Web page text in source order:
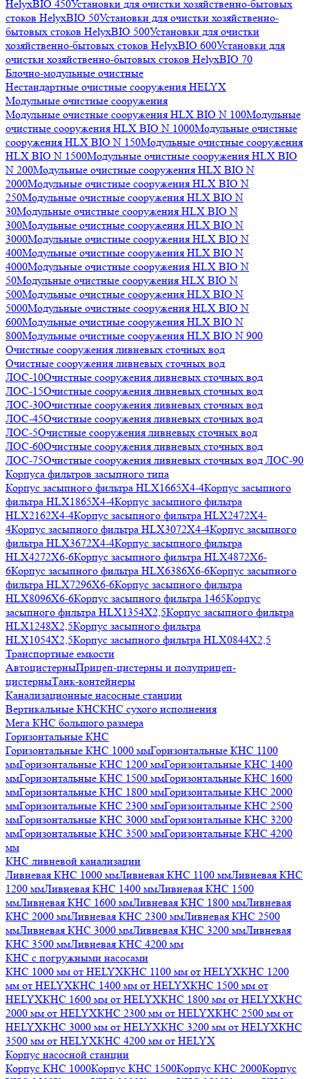
HelyxBIO 450Установки для очистки хозяйственно-бытовых
стоков HelyxBIO 50Установки для очистки хозяйственно-
бытовых стоков HelyxBIO 500Установки для очистки
хозяйственно-бытовых стоков HelyxBIO 600Установки для
очистки хозяйственно-бытовых стоков HelyxBIO 70
Блочно-модульные очистные
Нестандартные очистные сооружения HELYX
Модульные очистные сооружения
Модульные очистные сооружения HLX BIO N 100Модульные
очистные сооружения HLX BIO N 1000Модульные очистные
сооружения HLX BIO N 150Модульные очистные сооружения
HLX BIO N 1500Модульные очистные сооружения HLX BIO
N 200Модульные очистные сооружения HLX BIO N
2000Модульные очистные сооружения HLX BIO N
250Модульные очистные сооружения HLX BIO N
30Модульные очистные сооружения HLX BIO N
300Модульные очистные сооружения HLX BIO N
3000Модульные очистные сооружения HLX BIO N
400Модульные очистные сооружения HLX BIO N
4000Модульные очистные сооружения HLX BIO N
50Модульные очистные сооружения HLX BIO N
500Модульные очистные сооружения HLX BIO N
5000Модульные очистные сооружения HLX BIO N
600Модульные очистные сооружения HLX BIO N
800Модульные очистные сооружения HLX BIO N 900
Очистные сооружения ливневых сточных вод
Очистные сооружения ливневых сточных вод
ЛОС-10Очистные сооружения ливневых сточных вод
ЛОС-15Очистные сооружения ливневых сточных вод
ЛОС-30Очистные сооружения ливневых сточных вод
ЛОС-45Очистные сооружения ливневых сточных вод
ЛОС-5Очистные сооружения ливневых сточных вод
ЛОС-60Очистные сооружения ливневых сточных вод
ЛОС-75Очистные сооружения ливневых сточных вод ЛОС-90
Корпуса фильтров засыпного типа
Корпус засыпного фильтра HLX1665X4-4Корпус засыпного
фильтра HLX1865X4-4Корпус засыпного фильтра
HLX2162X4-4Корпус засыпного фильтра HLX2472X4-
4Корпус засыпного фильтра HLX3072X4-4Корпус засыпного
фильтра HLX3672X4-4Корпус засыпного фильтра
HLX4272X6-6Корпус засыпного фильтра HLX4872X6-
6Корпус засыпного фильтра HLX6386X6-6Корпус засыпного
фильтра HLX7296X6-6Корпус засыпного фильтра
HLX8096X6-6Корпус засыпного фильтра 1465Корпус
засыпного фильтра HLX1354X2,5Корпус засыпного фильтра
HLX1248X2,5Корпус засыпного фильтра
HLX1054X2,5Корпус засыпного фильтра HLX0844X2,5
Транспортные емкости
АвтоцистерныПрицеп-цистерны и полуприцеп-
цистерныТанк-контейнеры
Канализационные насосные станции
Вертикальные КНСКНС сухого исполнения
Мега КНС большого размера
Горизонтальные КНС
Горизонтальные КНС 1000 ммГоризонтальные КНС 1100
ммГоризонтальные КНС 1200 ммГоризонтальные КНС 1400
ммГоризонтальные КНС 1500 ммГоризонтальные КНС 1600
ммГоризонтальные КНС 1800 ммГоризонтальные КНС 2000
ммГоризонтальные КНС 2300 ммГоризонтальные КНС 2500
ммГоризонтальные КНС 3000 ммГоризонтальные КНС 3200
ммГоризонтальные КНС 3500 ммГоризонтальные КНС 4200
мм
КНС ливневой канализации
Ливневая КНС 1000 ммЛивневая КНС 1100 ммЛивневая КНС
1200 ммЛивневая КНС 1400 ммЛивневая КНС 1500
ммЛивневая КНС 1600 ммЛивневая КНС 1800 ммЛивневая
КНС 2000 ммЛивневая КНС 2300 ммЛивневая КНС 2500
ммЛивневая КНС 3000 ммЛивневая КНС 3200 ммЛивневая
КНС 3500 ммЛивневая КНС 4200 мм
КНС с погружными насосами
КНС 1000 мм от HELYXКНС 1100 мм от HELYXКНС 1200
мм от HELYXКНС 1400 мм от HELYXКНС 1500 мм от
HELYXКНС 1600 мм от HELYXКНС 1800 мм от HELYXКНС
2000 мм от HELYXКНС 2300 мм от HELYXКНС 2500 мм от
HELYXКНС 3000 мм от HELYXКНС 3200 мм от HELYXКНС
3500 мм от HELYXКНС 4200 мм от HELYX
Корпус насосной станции
Корпус КНС 1000Корпус КНС 1500Корпус КНС 2000Корпус